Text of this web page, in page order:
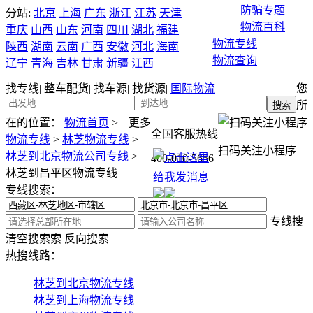
防骗专题
物流百科
物流专线
物流查询
找专线| 整车配货| 找车源| 找货源| 国际物流
全国客服热线
400-010-5656
扫码关注小程序
分站: 北京 上海 广东 浙江 江苏 天津
重庆 山西 山东 河南 四川 湖北 福建
陕西 湖南 云南 广西 安徽 河北 海南
辽宁 青海 吉林 甘肃 新疆 江西
更多
您
所
在的位置：
物流首页 >
物流专线 > 林芝物流专线 >
林芝到北京物流公司专线 >
林芝到昌平区物流专线
专线搜索：
专线搜
索 反向搜索
清空搜索
热搜线路：
林芝到北京物流专线
林芝到上海物流专线